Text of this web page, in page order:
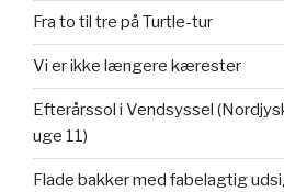
Fra to til tre på Turtle-tur
Vi er ikke længere kærester
Efterårssol i Vendsyssel
uge 11)
Flade bakker med fabelagtig